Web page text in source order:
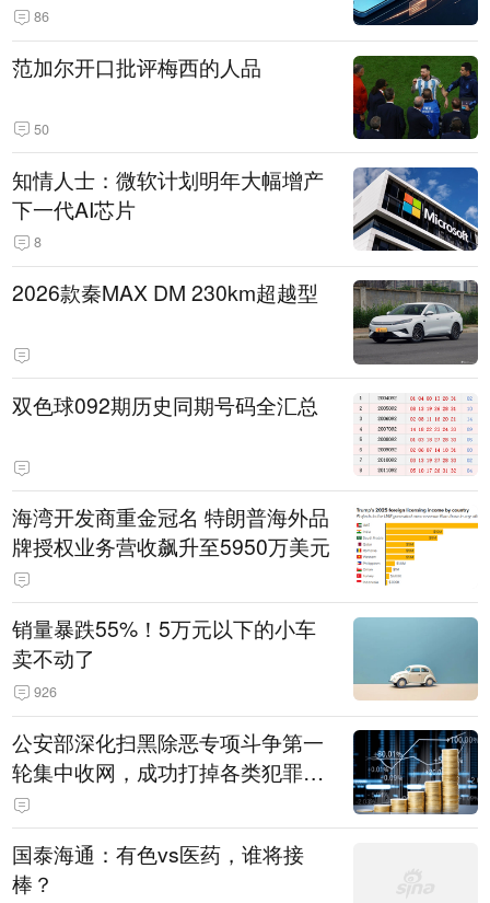
86
范加尔开口批评梅西的人品
50
知情人士：微软计划明年大幅增产
下一代AI芯片
8
2026款秦MAX DM 230km超越型
双色球092期历史同期号码全汇总
海湾开发商重金冠名 特朗普海外品
牌授权业务营收飙升至5950万美元
销量暴跌55%！5万元以下的小车
卖不动了
926
公安部深化扫黑除恶专项斗争第一
轮集中收网，成功打掉各类犯罪团
伙1000余个，抓获犯罪嫌疑人820
0余名，破获各类刑事案件5400余
起
国泰海通：有色vs医药，谁将接
棒？